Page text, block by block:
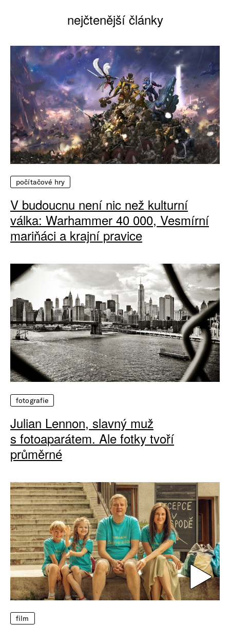
nejčtenější články
počítačové hry
V budoucnu není nic než kulturní
válka: Warhammer 40 000, Vesmírní
mariňáci a krajní pravice
fotografie
Julian Lennon, slavný muž
s fotoaparátem. Ale fotky tvoří
průměrné
film